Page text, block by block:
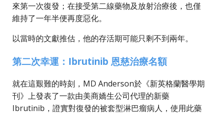
來第一次復發；在接受第二線藥物及放射治療後，也僅
維持了一年半便再度惡化。
以當時的文獻推估，他的存活期可能只剩不到兩年。
第二次幸運：Ibrutinib 恩慈治療名額
就在這艱難的時刻，MD Anderson於《新英格蘭醫學期
刊》上發表了一款由美商嬌生公司代理的新藥
Ibrutinib，證實對復發的被套型淋巴瘤病人，使用此藥